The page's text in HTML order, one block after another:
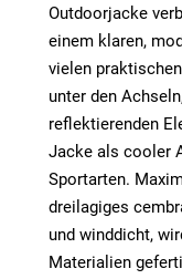
Outdoorjacke
einem klaren,
vielen
unter den
reflektierenden
Jacke als cooler
Sportarten.
dreilagiges
und winddicht,
Materialien